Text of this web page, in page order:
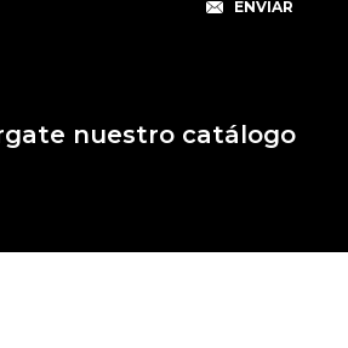
nuestro catálogo